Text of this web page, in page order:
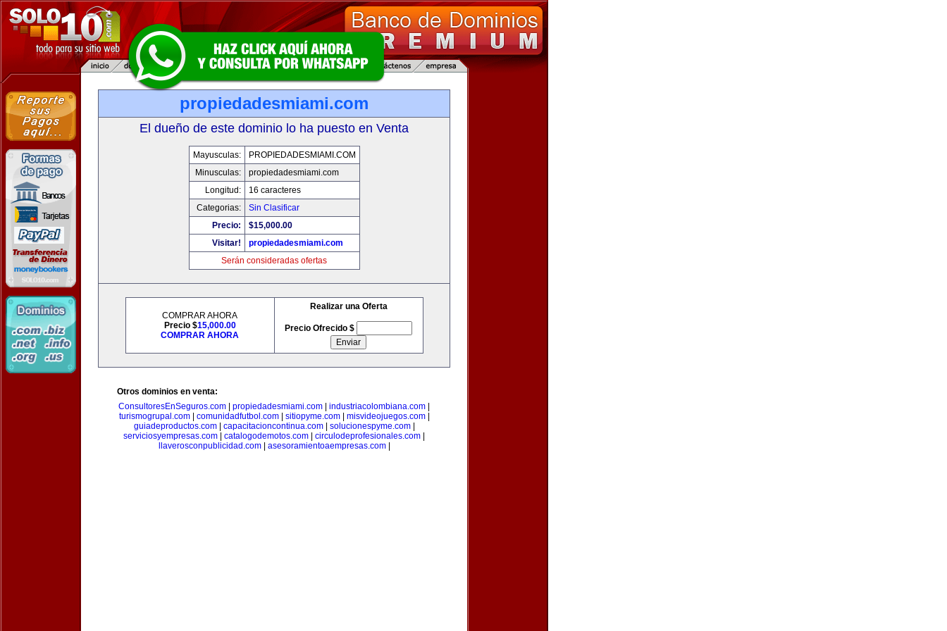
propiedadesmiami.com
El dueño de este dominio lo ha puesto en Venta
Mayusculas:
PROPIEDADESMIAMI.COM
Minusculas:
propiedadesmiami.com
Longitud:
16 caracteres
Categorias:
Sin Clasificar
Precio:
$15,000.00
Visitar!
propiedadesmiami.com
Serán consideradas ofertas
COMPRAR AHORA
Precio $15,000.00
COMPRAR AHORA
Realizar una Oferta
Precio Ofrecido $
Otros dominios en venta:
ConsultoresEnSeguros.com
propiedadesmiami.com industriacolombiana.com
turismogrupal.com| comunidadfutbol.com| sitiopyme.com| misvideojuegos.com|
guiadeproductos.com| capacitacioncontinua.com| solucionespyme.com|
serviciosyempresas.com
catalogodemotos.com circulodeprofesionales.com
llaverosconpublicidad.com| asesoramientoaempresas.com|